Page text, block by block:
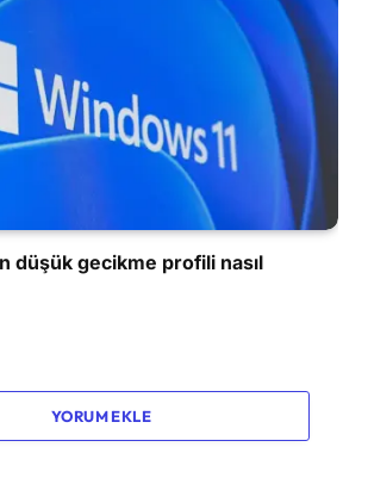
düşük gecikme profili nasıl
YORUM EKLE